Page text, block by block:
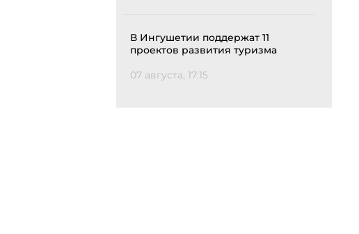
В Ингушетии поддержат 11
проектов развития туризма
07 августа, 17:15